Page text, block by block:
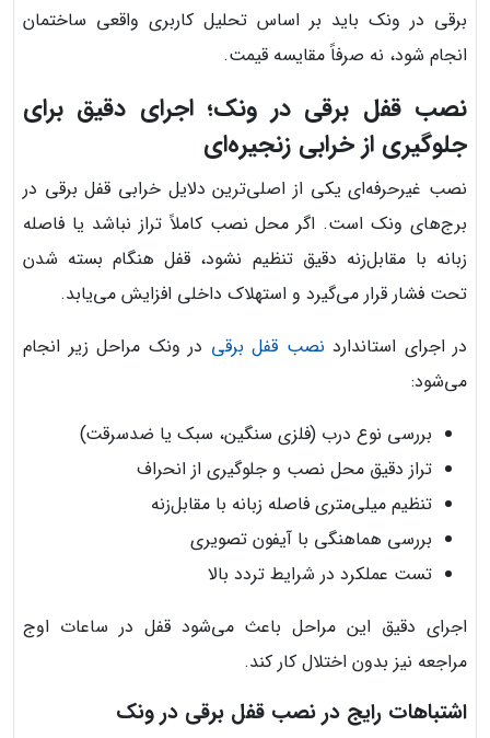
برقی در ونک باید بر اساس تحلیل کاربری واقعی ساختمان
انجام شود، نه صرفاً مقایسه قیمت.
نصب قفل برقی در ونک؛ اجرای دقیق برای
جلوگیری از خرابی زنجیره‌ای
نصب غیرحرفه‌ای یکی از اصلی‌ترین دلایل خرابی قفل برقی در
برج‌های ونک است. اگر محل نصب کاملاً تراز نباشد یا فاصله
زبانه با مقابل‌زنه دقیق تنظیم نشود، قفل هنگام بسته شدن
تحت فشار قرار می‌گیرد و استهلاک داخلی افزایش می‌یابد.
در اجرای استاندارد نصب قفل برقی در ونک مراحل زیر انجام
می‌شود:
بررسی نوع درب (فلزی سنگین، سبک یا ضدسرقت)
تراز دقیق محل نصب و جلوگیری از انحراف
تنظیم میلی‌متری فاصله زبانه با مقابل‌زنه
بررسی هماهنگی با آیفون تصویری
تست عملکرد در شرایط تردد بالا
اجرای دقیق این مراحل باعث می‌شود قفل در ساعات اوج
مراجعه نیز بدون اختلال کار کند.
اشتباهات رایج در نصب قفل برقی در ونک